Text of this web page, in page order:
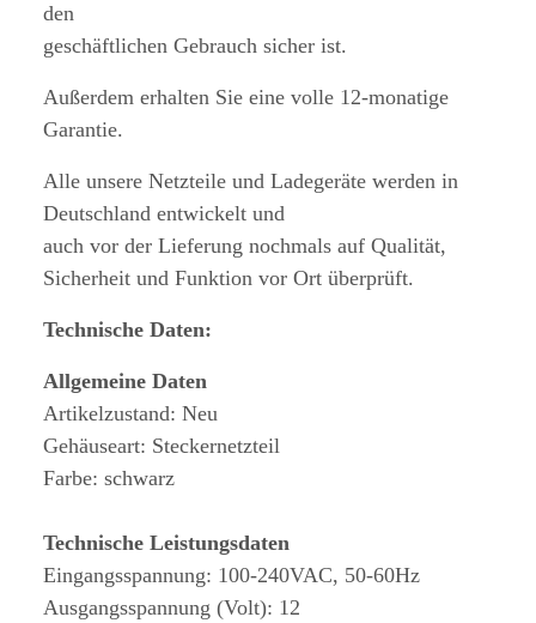
den
geschäftlichen Gebrauch sicher ist.
Außerdem erhalten Sie eine volle 12-monatige
Garantie.
Alle unsere Netzteile und Ladegeräte werden in
Deutschland entwickelt und
auch vor der Lieferung nochmals auf Qualität,
Sicherheit und Funktion vor Ort überprüft.
Technische Daten:
Allgemeine Daten
Artikelzustand: Neu
Gehäuseart: Steckernetzteil
Farbe: schwarz
Technische Leistungsdaten
Eingangsspannung: 100-240VAC, 50-60Hz
Ausgangsspannung (Volt): 12